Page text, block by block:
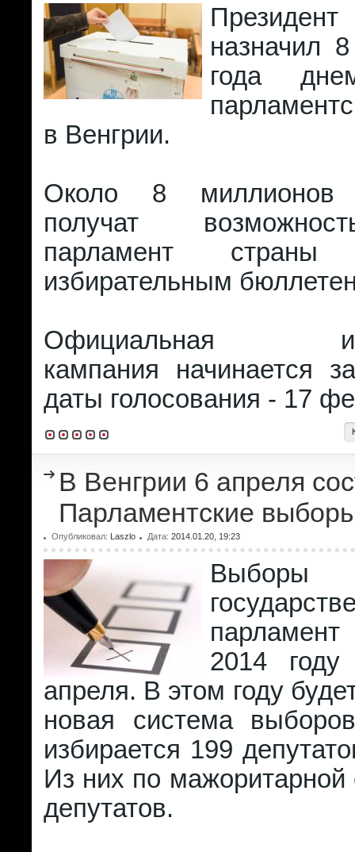
назначил
года
в Венгрии.
Около 8 миллионов
получат
парламент
избирательным
Официальная
кампания начинается
даты голосования - 17
В Венгрии 6 апреля
Парламентские
Опубликовал: Laszlo Дата: 2014.01.20, 19:23
2014 году
апреля. В этом году
новая система
избирается 199
Из них по мажоритарной
депутатов.